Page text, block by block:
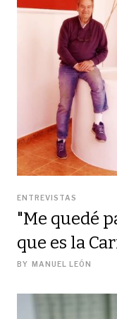
ENTREVISTAS
"Me quedé
que es la
BY MANUEL LEÓN